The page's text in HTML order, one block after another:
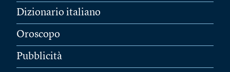
Dizionario italiano
Oroscopo
Pubblicità